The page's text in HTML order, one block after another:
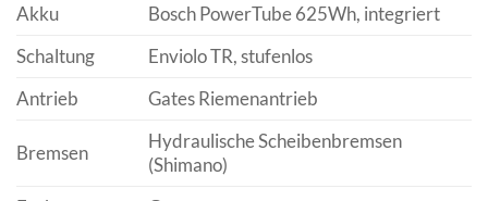
Akku
Bosch PowerTube 625Wh, integriert
Schaltung
Enviolo TR, stufenlos
Antrieb
Gates Riemenantrieb
Bremsen
Hydraulische Scheibenbremsen
(Shimano)